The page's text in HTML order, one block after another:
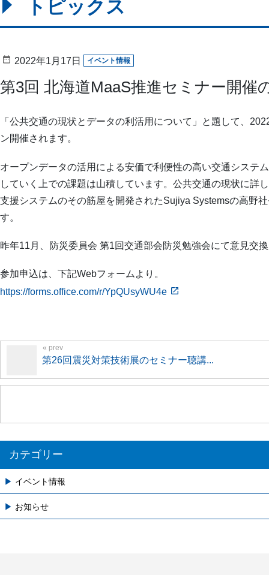
トピックス
2022年1月17日 イベント情報
第3回 北海道MaaS推進セミナー開催
「公共交通の現状とデータの利活用について」と題して、
ン開催されます。
オープンデータの活用による安価で利便性の高い交通システ
していく上での課題は山積しています。公共交通の現状に詳
支援システムのその筋屋を開発されたSujiya Systemsの高野
す。
昨年11月、防災委員会 第1回交通部会防災勉強会にて意見交
参加申込は、下記Webフォームより。
https://forms.office.com/r/YpQUsyWU4e
第26回震災対策技術展のセミナー聴講...
カテゴリー
イベント情報
お知らせ